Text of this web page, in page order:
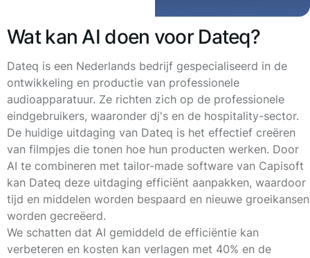
Wat kan AI doen voor Dateq?
Dateq is een Nederlands bedrijf gespecialiseerd in de
ontwikkeling en productie van professionele
audioapparatuur. Ze richten zich op de professionele
eindgebruikers, waaronder dj's en de hospitality-sector.
De huidige uitdaging van Dateq is het effectief creëren
van filmpjes die tonen hoe hun producten werken. Door
AI te combineren met tailor-made software van Capisoft
kan Dateq deze uitdaging efficiënt aanpakken, waardoor
tijd en middelen worden bespaard en nieuwe groeikansen
worden gecreëerd.
We schatten dat AI gemiddeld de efficiëntie kan
verbeteren en kosten kan verlagen met 40% en de